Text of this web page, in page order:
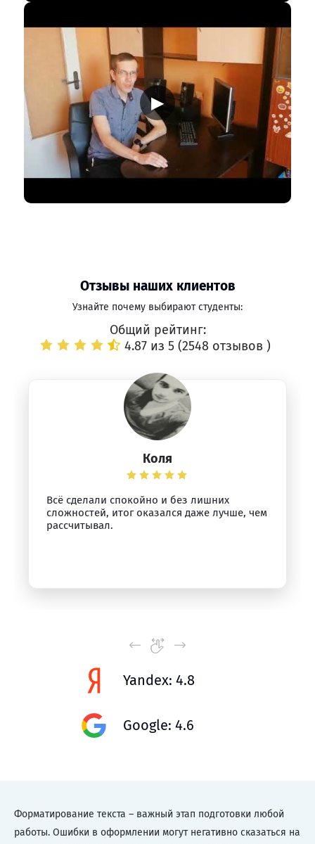
▶
Отзывы наших клиентов
Узнайте почему выбирают студенты:
Общий рейтинг:
4.87 из 5 (2548 отзывов )
Коля
Всё сделали спокойно и без лишних
сложностей, итог оказался даже лучше, чем
рассчитывал.
Yandex: 4.8
Google: 4.6
Форматирование текста – важный этап подготовки любой
работы. Ошибки в оформлении могут негативно сказаться на